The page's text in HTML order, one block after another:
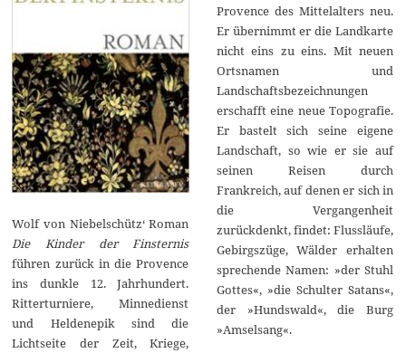
Wolf von Niebelschütz‘ Roman
Die Kinder der Finsternis
führen zurück in die Provence
ins dunkle 12. Jahrhundert.
Ritterturniere, Minnedienst
und Heldenepik sind die
Lichtseite der Zeit, Kriege,
Provence des Mittelalters neu.
Er übernimmt er die Landkarte
nicht eins zu eins. Mit neuen
Ortsnamen und
Landschaftsbezeichnungen
erschafft eine neue Topografie.
Er bastelt sich seine eigene
Landschaft, so wie er sie auf
seinen Reisen durch
Frankreich, auf denen er sich in
die Vergangenheit
zurückdenkt, findet: Flussläufe,
Gebirgszüge, Wälder erhalten
sprechende Namen: »der Stuhl
Gottes«, »die Schulter Satans«,
der »Hundswald«, die Burg
»Amselsang«.